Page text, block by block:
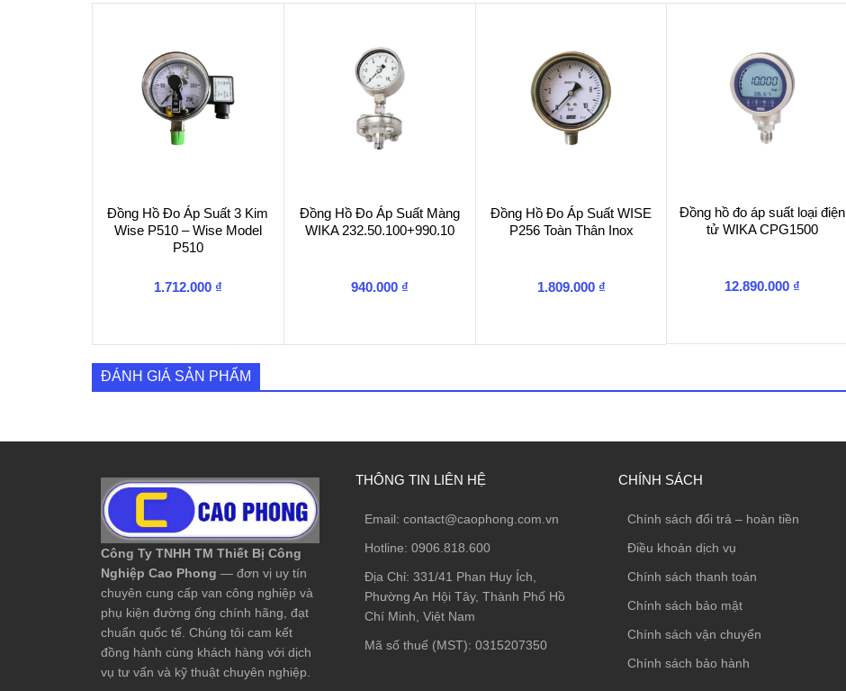
Đồng Hồ Đo Áp Suất 3 Kim
Wise P510 – Wise Model
P510
1.712.000 ₫
Đồng Hồ Đo Áp Suất Màng
WIKA 232.50.100+990.10
940.000 ₫
Đồng Hồ Đo Áp Suất WISE
P256 Toàn Thân Inox
1.809.000 ₫
Đồng hồ đo áp suất loại điện
tử WIKA CPG1500
12.890.000 ₫
ĐÁNH GIÁ SẢN PHẨM
Công Ty TNHH TM Thiết Bị Công
Nghiệp Cao Phong — đơn vị uy tín
chuyên cung cấp van công nghiệp và
phụ kiện đường ống chính hãng, đạt
chuẩn quốc tế. Chúng tôi cam kết
đồng hành cùng khách hàng với dịch
vụ tư vấn và kỹ thuật chuyên nghiệp.
THÔNG TIN LIÊN HỆ
Email: contact@caophong.com.vn
Hotline: 0906.818.600
Địa Chỉ: 331/41 Phan Huy Ích,
Phường An Hội Tây, Thành Phố Hồ
Chí Minh, Việt Nam
Mã số thuế (MST): 0315207350
CHÍNH SÁCH
Chính sách đổi trả – hoàn tiền
Điều khoản dịch vụ
Chính sách thanh toán
Chính sách bảo mật
Chính sách vận chuyển
Chính sách bảo hành